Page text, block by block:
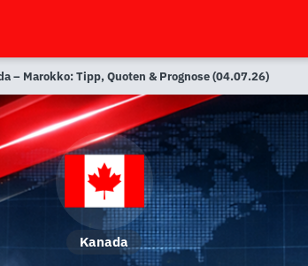
– Marokko: Tipp, Quoten & Prognose (04.07.26)
Kanada